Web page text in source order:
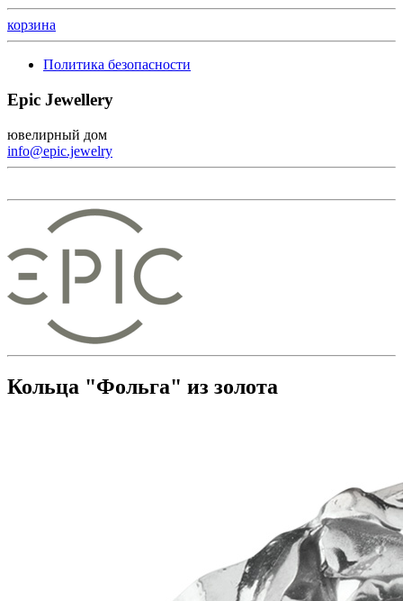
корзина
Политика безопасности
Epic Jewellery
ювелирный дом
info@epic.jewelry
Кольца "Фольга" из золота